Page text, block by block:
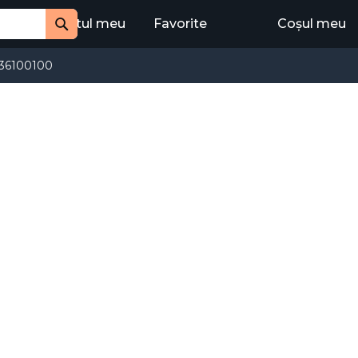
Cauta
Contul meu Favorite Coșul meu